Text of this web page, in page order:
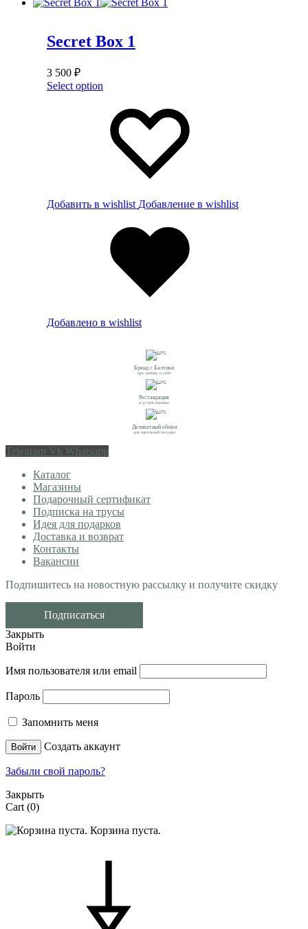
Secret Box 1
3 500 ₽
Select option
Добавить в wishlist Добавление в wishlist
Добавлено в wishlist
Бренд с Балтики
про любовь к себе
Реставрация
и услуги пошива
Деликатный обмен
для идеальной посадки
Telegram Vk Whatsapp
Каталог
Магазины
Подарочный сертификат
Подписка на трусы
Идея для подарков
Доставка и возврат
Контакты
Вакансии
Подпишитесь на новостную рассылку и получите скидку
Подписаться
Закрыть
Войти
Имя пользователя или email
Пароль
Запомнить меня
Войти Создать аккаунт
Забыли свой пароль?
Закрыть
Cart (0)
Корзина пуста.